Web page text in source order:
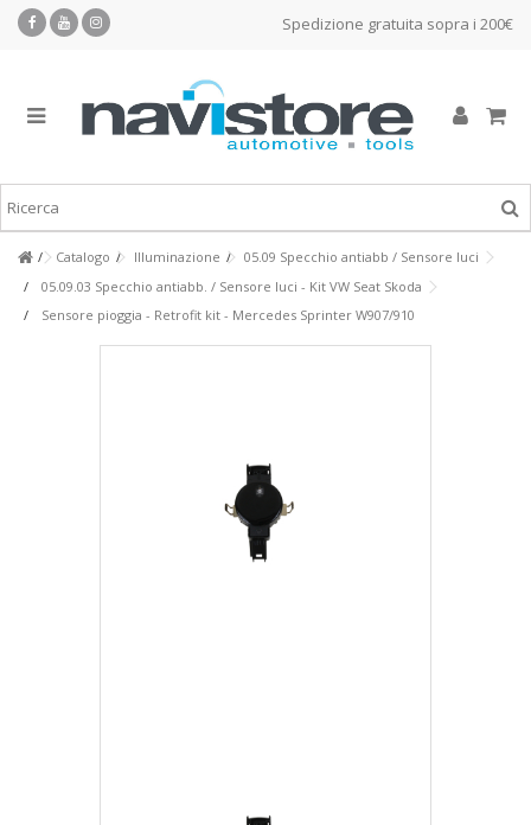
Spedizione gratuita sopra i 200€
Catalogo Illuminazione
05.09 Specchio antiabb / Sensore luci
05.09.03 Specchio antiabb. / Sensore luci - Kit VW Seat Skoda
Sensore pioggia - Retrofit kit - Mercedes Sprinter W907/910